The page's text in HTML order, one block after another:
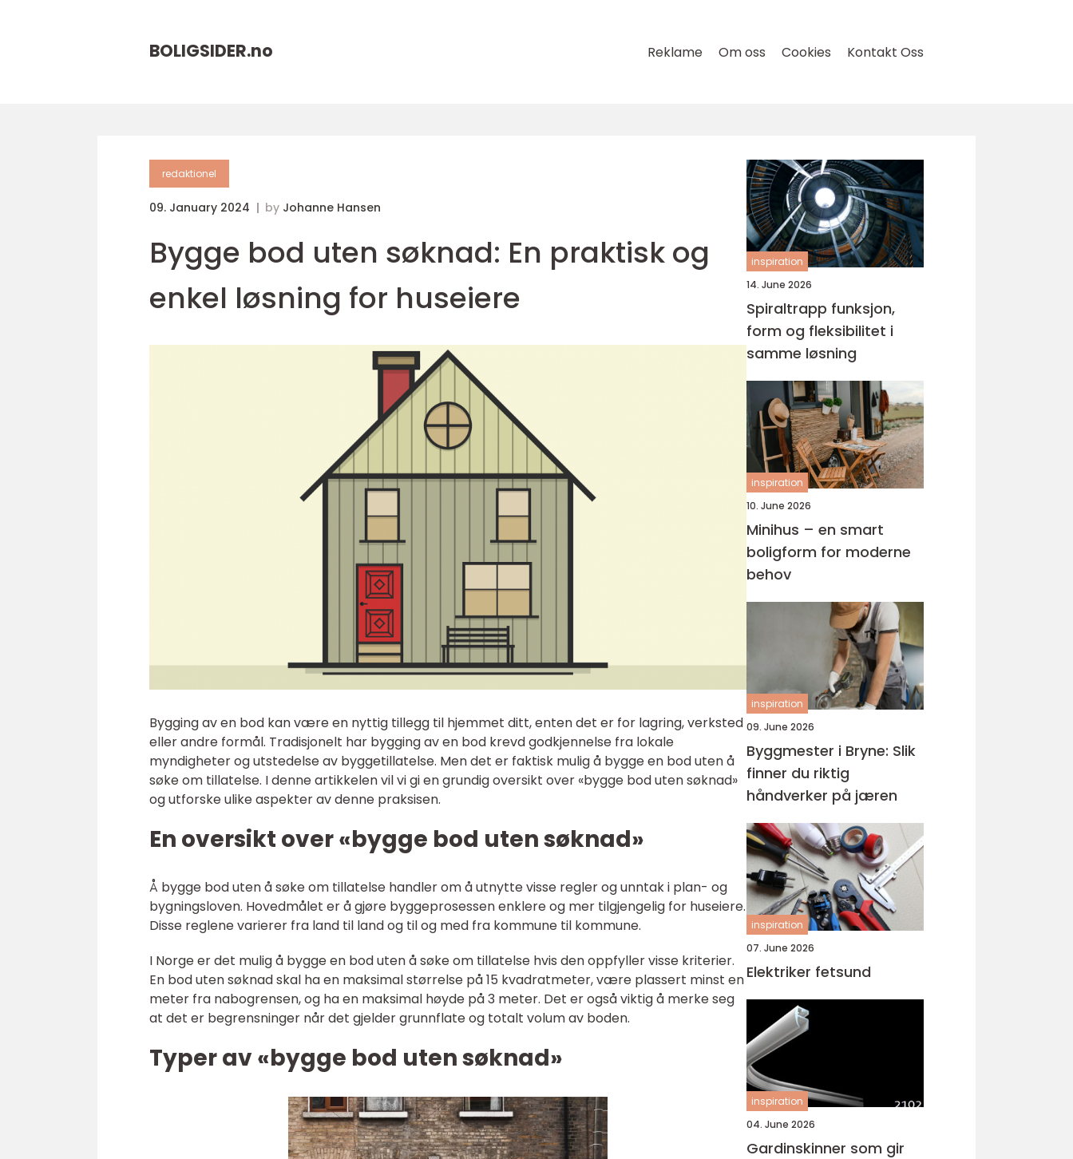
BOLIGSIDER.no Reklame Om oss Cookies Kontakt Oss
redaktionel
09. January 2024 by Johanne Hansen
Bygge bod uten søknad: En praktisk og
enkel løsning for huseiere
Bygging av en bod kan være en nyttig tillegg til hjemmet ditt, enten det er for lagring, verksted
eller andre formål. Tradisjonelt har bygging av en bod krevd godkjennelse fra lokale
myndigheter og utstedelse av byggetillatelse. Men det er faktisk mulig å bygge en bod uten å
søke om tillatelse. I denne artikkelen vil vi gi en grundig oversikt over «bygge bod uten søknad»
og utforske ulike aspekter av denne praksisen.
En oversikt over «bygge bod uten søknad»
Å bygge bod uten å søke om tillatelse handler om å utnytte visse regler og unntak i plan- og
bygningsloven. Hovedmålet er å gjøre byggeprosessen enklere og mer tilgjengelig for huseiere.
Disse reglene varierer fra land til land og til og med fra kommune til kommune.
I Norge er det mulig å bygge en bod uten å søke om tillatelse hvis den oppfyller visse kriterier.
En bod uten søknad skal ha en maksimal størrelse på 15 kvadratmeter, være plassert minst en
meter fra nabogrensen, og ha en maksimal høyde på 3 meter. Det er også viktig å merke seg
at det er begrensninger når det gjelder grunnflate og totalt volum av boden.
Typer av «bygge bod uten søknad»
inspiration
14. June 2026
Spiraltrapp funksjon,
form og fleksibilitet i
samme løsning
inspiration
10. June 2026
Minihus – en smart
boligform for moderne
behov
inspiration
09. June 2026
Byggmester i Bryne: Slik
finner du riktig
håndverker på jæren
inspiration
07. June 2026
Elektriker fetsund
inspiration
04. June 2026
Gardinskinner som gir